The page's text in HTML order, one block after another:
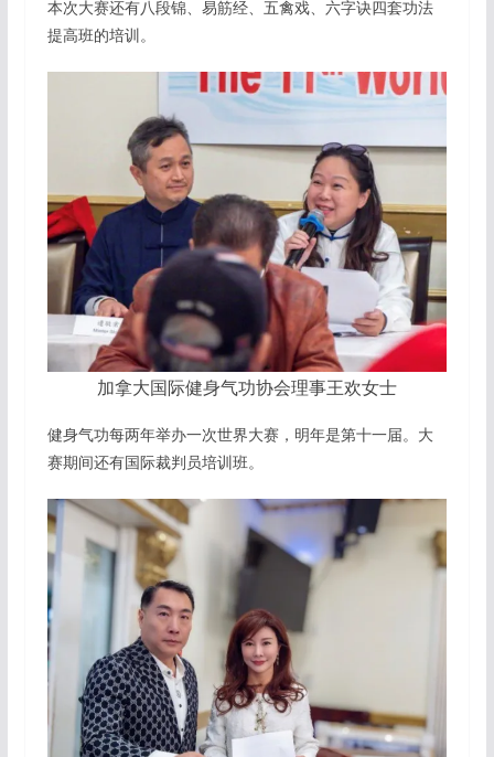
本次大赛还有八段锦、易筋经、五禽戏、六字诀四套功法
提高班的培训。
加拿大国际健身气功协会理事王欢女士
健身气功每两年举办一次世界大赛，明年是第十一届。大
赛期间还有国际裁判员培训班。